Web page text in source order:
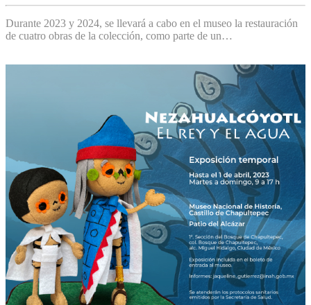
Durante 2023 y 2024, se llevará a cabo en el museo la restauración
de cuatro obras de la colección, como parte de un…